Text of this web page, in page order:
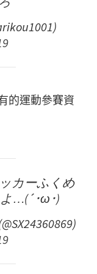
的運動參賽資
カーふくめ
…(´･ω･)